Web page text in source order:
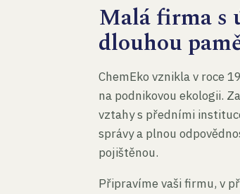
Malá firma s
dlouhou
ChemEko vznikla v roce
na podnikovou ekologii.
vztahy s předními
správy a plnou
pojištěnou.
Připravíme vaši firmu, v